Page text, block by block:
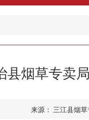
县烟草专卖
来源： 三江县烟